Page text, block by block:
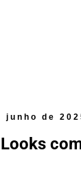
junho de